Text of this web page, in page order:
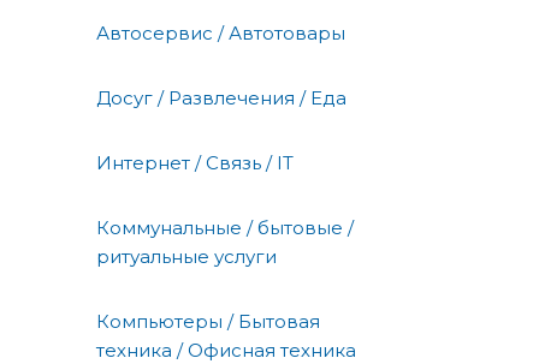
Автосервис / Автотовары
Досуг / Развлечения / Еда
Интернет / Связь / IT
Коммунальные / бытовые /
ритуальные услуги
Компьютеры / Бытовая
техника / Офисная техника